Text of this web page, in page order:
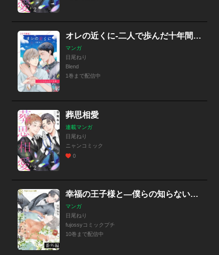
オレの近くに-二人で歩んだ十年間-【全年齢版】
マンガ
日尾ねり
Blend
1巻まで配信中
葬思相愛
連載マンガ
日尾ねり
ニャンコミック
0
幸福の王子様と―僕らの知らない物語―
マンガ
日尾ねり
fujossyコミックプチ
10巻まで配信中